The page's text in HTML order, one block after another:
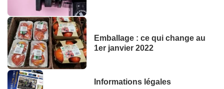
Emballage : ce qui change au
1er janvier 2022
Informations légales